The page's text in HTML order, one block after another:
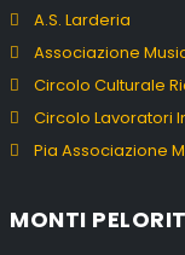
A.S. Larderia
Associazione
Circolo Culturale
Circolo Lavoratori
Pia Associazione
MONTI